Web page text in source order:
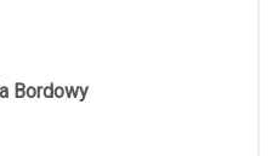
Bordowy